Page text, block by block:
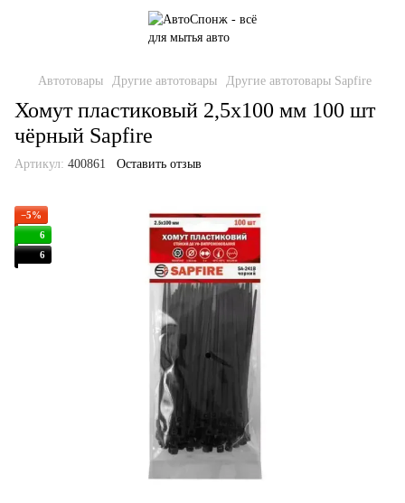
Автотовары Другие автотовары Другие автотовары Sapfire
Хомут пластиковый 2,5х100 мм 100 шт
чёрный Sapfire
Артикул: 400861 Оставить отзыв
−5%
6
6